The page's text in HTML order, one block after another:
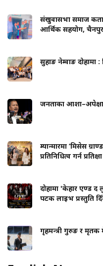
संखुवासभा समाज
आर्थिक सहयोग, चैनपुर
सुहाङ नेम्वाङ दोहामा
जनताका
म्यान्मारमा ‘मिसेस
प्रतिनिधित्व गर्न
दोहामा 'केहार एण्ड द
पटक लाइभ प्रस्तुति
गृहमन्त्री गुरुङ र मृतक